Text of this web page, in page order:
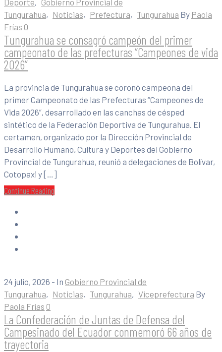
Deporte‚ Gobierno Provincial de
Tungurahua‚ Noticias‚ Prefectura‚ Tungurahua By Paola
Frías 0
Tungurahua se consagró campeón del primer
campeonato de las prefecturas “Campeones de vida
2026”
La provincia de Tungurahua se coronó campeona del
primer Campeonato de las Prefecturas “Campeones de
Vida 2026”, desarrollado en las canchas de césped
sintético de la Federación Deportiva de Tungurahua. El
certamen, organizado por la Dirección Provincial de
Desarrollo Humano, Cultura y Deportes del Gobierno
Provincial de Tungurahua, reunió a delegaciones de Bolívar,
Cotopaxi y […]
Continue Reading
24 julio, 2026 - In Gobierno Provincial de
Tungurahua‚ Noticias‚ Tungurahua‚ Viceprefectura By
Paola Frías 0
La Confederación de Juntas de Defensa del
Campesinado del Ecuador conmemoró 66 años de
trayectoria